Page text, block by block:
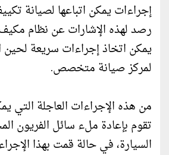
إجراءات يمكن اتباعها لصيانة
رصد لهذه الإشارات عن نظام مكيف
يمكن اتخاذ إجراءات سريعة
لمركز صيانة متخصص.
من هذه الإجراءات العاجلة التي
تقوم بإعادة ملء سائل الفريون
السيارة، في حالة قمت بهذا